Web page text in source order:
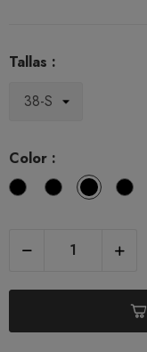
Tallas :
Color :
BlancoNegroNatural